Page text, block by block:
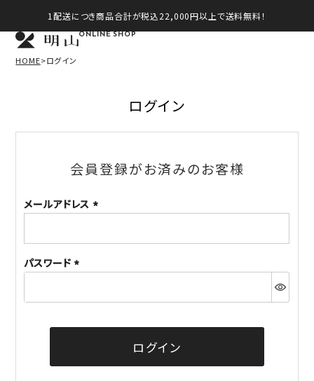
1配送につき商品合計が税込22,000円以上で送料無料！
ONLINE SHOP
HOME ログイン
ログイン
会員登録がお済みのお客様
メールアドレス
須)
パスワード
須)
ログイン